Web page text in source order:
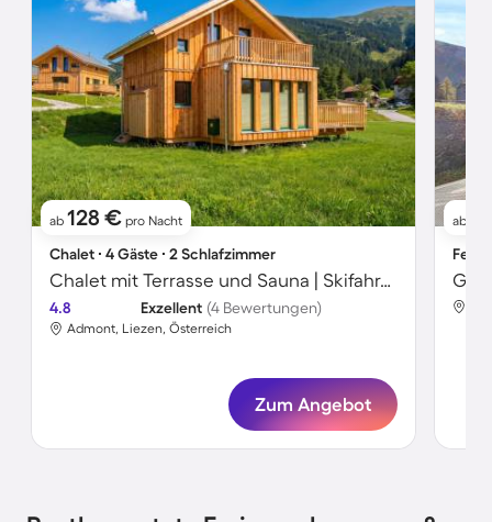
ab 128 € pro Nacht
Chalet ∙ 4 Gäste ∙ 2 Schlafzimmer
Chalet mit Terrasse und Sauna | Skifahren in der Nähe
4.8 Exzellent (4 Bewertungen)
Admont, Liezen, Österreich
Zum Angebot
ab